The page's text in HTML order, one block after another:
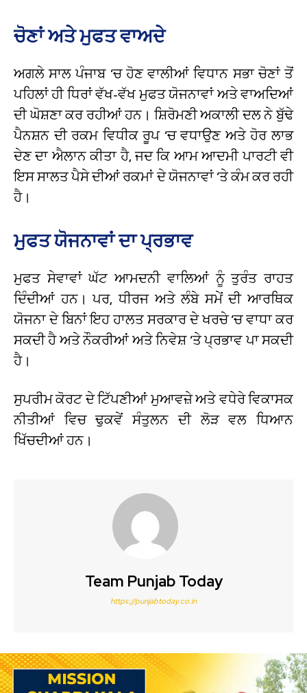
ਚੋਣਾਂ ਅਤੇ ਮੁਫਤ ਵਾਅਦੇ
ਅਗਲੇ ਸਾਲ ਪੰਜਾਬ ‘ਚ ਹੋਣ ਵਾਲੀਆਂ ਵਿਧਾਨ ਸਭਾ ਚੋਣਾਂ ਤੋਂ
ਪਹਿਲਾਂ ਹੀ ਧਿਰਾਂ ਵੱਖ-ਵੱਖ ਮੁਫਤ ਯੋਜਨਾਵਾਂ ਅਤੇ ਵਾਅਦਿਆਂ
ਦੀ ਘੋਸ਼ਣਾ ਕਰ ਰਹੀਆਂ ਹਨ। ਸ਼ਿਰੋਮਣੀ ਅਕਾਲੀ ਦਲ ਨੇ ਬੁੱਢੇ
ਪੈਨਸ਼ਨ ਦੀ ਰਕਮ ਵਿਧੀਕ ਰੂਪ ‘ਚ ਵਧਾਉਣ ਅਤੇ ਹੋਰ ਲਾਭ
ਦੇਣ ਦਾ ਐਲਾਨ ਕੀਤਾ ਹੈ, ਜਦ ਕਿ ਆਮ ਆਦਮੀ ਪਾਰਟੀ ਵੀ
ਇਸ ਸਾਲਤ ਪੈਸੇ ਦੀਆਂ ਰਕਮਾਂ ਦੇ ਯੋਜਨਾਵਾਂ ‘ਤੇ ਕੰਮ ਕਰ ਰਹੀ
ਹੈ।
ਮੁਫਤ ਯੋਜਨਾਵਾਂ ਦਾ ਪ੍ਰਭਾਵ
ਮੁਫਤ ਸੇਵਾਵਾਂ ਘੱਟ ਆਮਦਨੀ ਵਾਲਿਆਂ ਨੂੰ ਤੁਰੰਤ ਰਾਹਤ
ਦਿੰਦੀਆਂ ਹਨ। ਪਰ, ਧੀਰਜ ਅਤੇ ਲੰਬੇ ਸਮੇਂ ਦੀ ਆਰਥਿਕ
ਯੋਜਨਾ ਦੇ ਬਿਨਾਂ ਇਹ ਹਾਲਤ ਸਰਕਾਰ ਦੇ ਖਰਚੇ ‘ਚ ਵਾਧਾ ਕਰ
ਸਕਦੀ ਹੈ ਅਤੇ ਨੌਕਰੀਆਂ ਅਤੇ ਨਿਵੇਸ਼ ‘ਤੇ ਪ੍ਰਭਾਵ ਪਾ ਸਕਦੀ
ਹੈ।
ਸੁਪਰੀਮ ਕੋਰਟ ਦੇ ਟਿੱਪਣੀਆਂ ਮੁਆਵਜ਼ੇ ਅਤੇ ਵਧੇਰੇ ਵਿਕਾਸਕ
ਨੀਤੀਆਂ ਵਿਚ ਢੁਕਵੇਂ ਸੰਤੁਲਨ ਦੀ ਲੋੜ ਵਲ ਧਿਆਨ
ਖਿੱਚਦੀਆਂ ਹਨ।
Team Punjab Today
https://punjabtoday.co.in